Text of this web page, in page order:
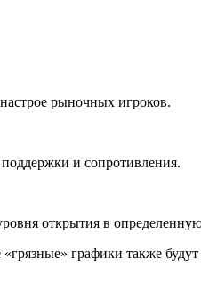
рыночных игроков.
и сопротивления.
открытия в
графики также будут